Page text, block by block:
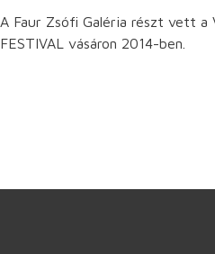
A Faur Zsófi Galéria részt vett a
FESTIVAL vásáron 2014-ben.